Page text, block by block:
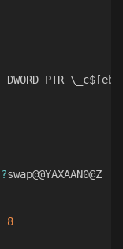
DWORD PTR \_c$[ebp
?swap@@YAXAAN0@Z
8